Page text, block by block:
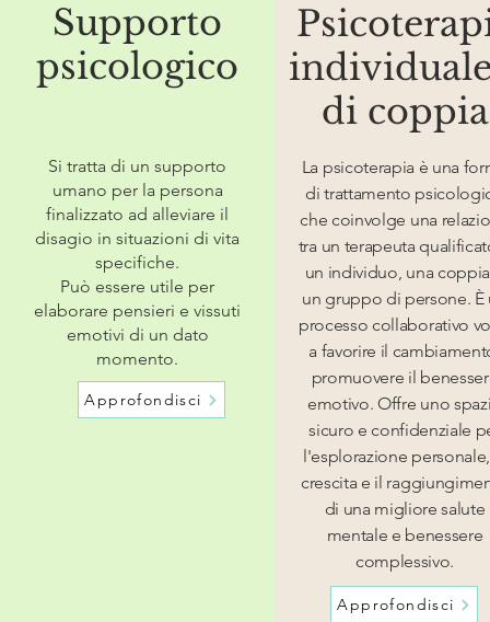
Supporto
psicologico
Si tratta di un supporto
umano per la persona
finalizzato ad alleviare il
disagio in situazioni di vita
specifiche.
Può essere utile per
elaborare pensieri e vissuti
emotivi di un dato
momento.
Approfondisci
di coppia
La psicoterapia è una
di trattamento
che coinvolge una
tra un terapeuta
un individuo, una
un gruppo di persone. È
processo collaborativo
a favorire il
promuovere il
emotivo. Offre uno
sicuro e confidenziale
l'esplorazione
crescita e il
di una migliore salute
mentale e benessere
complessivo.
Approfondisci